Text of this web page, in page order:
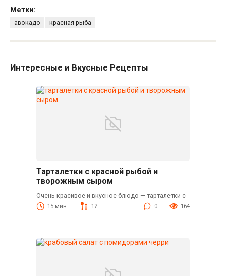
Метки:
авокадо красная рыба
Интересные и Вкусные Рецепты
Тарталетки с красной рыбой и
творожным сыром
Очень красивое и вкусное блюдо — тарталетки с
15 мин. 12 0 164